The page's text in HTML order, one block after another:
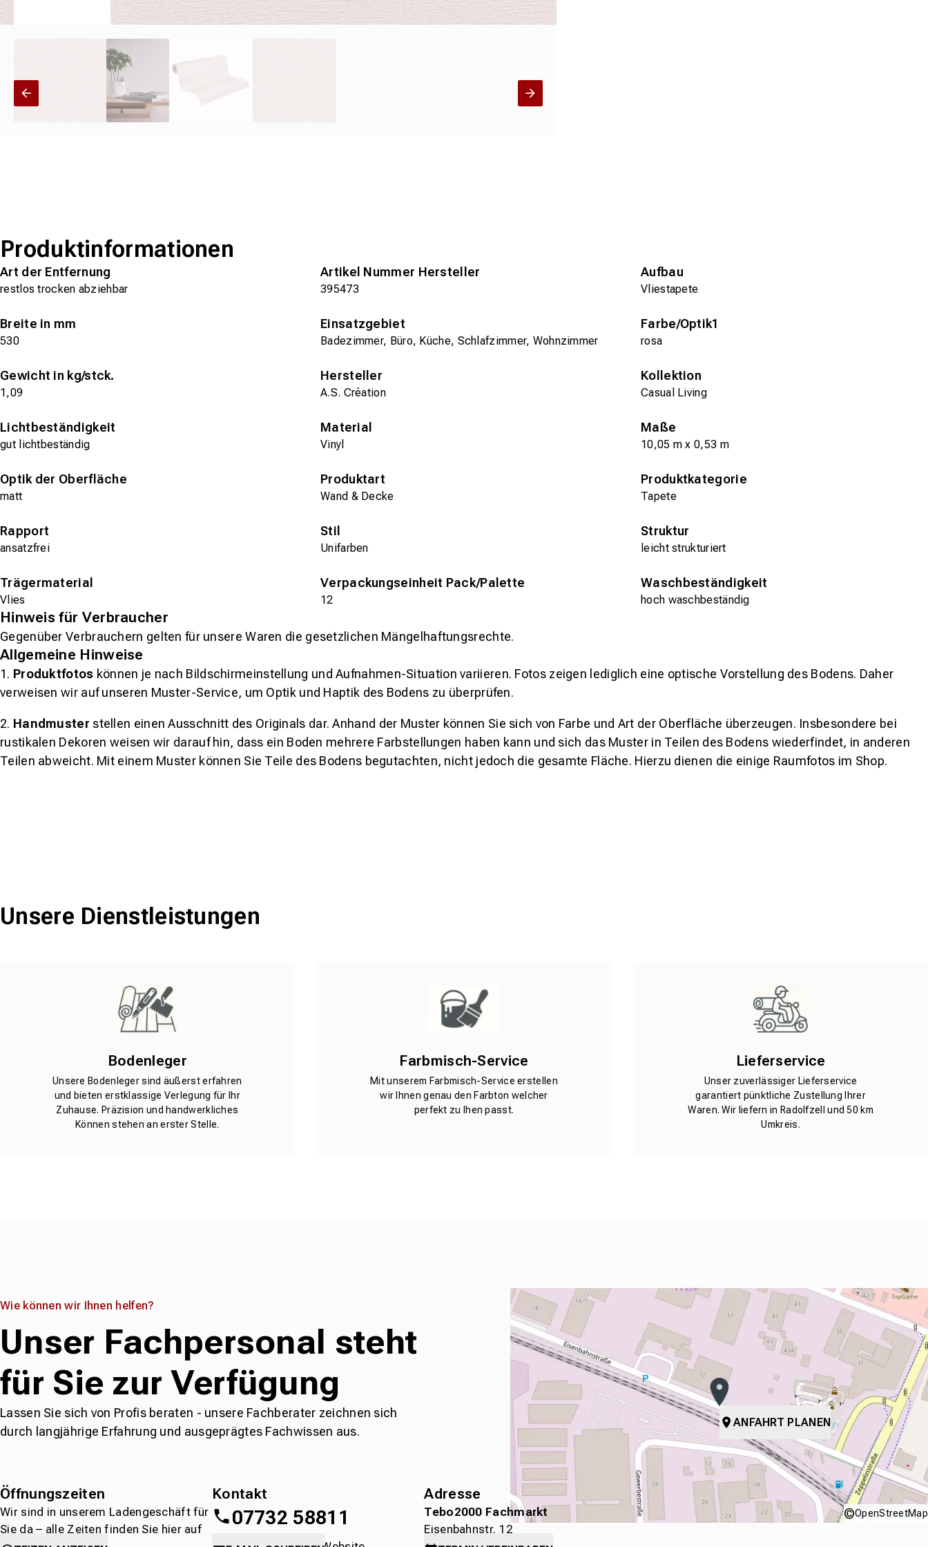
Produktinformationen
Art der Entfernung
restlos trocken abziehbar
Artikel Nummer Hersteller
395473
Aufbau
Vliestapete
Breite in mm
530
Einsatzgebiet
Badezimmer, Büro, Küche, Schlafzimmer, Wohnzimmer
Farbe/Optik1
rosa
Gewicht in kg/stck.
1,09
Hersteller
A.S. Création
Kollektion
Casual Living
Lichtbeständigkeit
gut lichtbeständig
Material
Vinyl
Maße
10,05 m x 0,53 m
Optik der Oberfläche
matt
Produktart
Wand & Decke
Produktkategorie
Tapete
Rapport
ansatzfrei
Stil
Unifarben
Struktur
leicht strukturiert
Trägermaterial
Vlies
Verpackungseinheit Pack/Palette
12
Waschbeständigkeit
hoch waschbeständig
Hinweis für Verbraucher
Gegenüber Verbrauchern gelten für unsere Waren die gesetzlichen Mängelhaftungsrechte.
Allgemeine Hinweise
1. Produktfotos können je nach Bildschirmeinstellung und Aufnahmen-Situation variieren. Fotos zeigen lediglich eine optische Vorstellung des Bodens. Daher
verweisen wir auf unseren Muster-Service, um Optik und Haptik des Bodens zu überprüfen.
2. Handmuster stellen einen Ausschnitt des Originals dar. Anhand der Muster können Sie sich von Farbe und Art der Oberfläche überzeugen. Insbesondere bei
rustikalen Dekoren weisen wir darauf hin, dass ein Boden mehrere Farbstellungen haben kann und sich das Muster in Teilen des Bodens wiederfindet, in anderen
Teilen abweicht. Mit einem Muster können Sie Teile des Bodens begutachten, nicht jedoch die gesamte Fläche. Hierzu dienen die einige Raumfotos im Shop.
Unsere Dienstleistungen
Bodenleger
Unsere Bodenleger sind äußerst erfahren
und bieten erstklassige Verlegung für Ihr
Zuhause. Präzision und handwerkliches
Können stehen an erster Stelle.
Farbmisch-Service
Mit unserem Farbmisch-Service erstellen
wir Ihnen genau den Farbton welcher
perfekt zu Ihen passt.
Lieferservice
Unser zuverlässiger Lieferservice
garantiert pünktliche Zustellung Ihrer
Waren. Wir liefern in Radolfzell und 50 km
Umkreis.
Wie können wir Ihnen helfen?
Unser Fachpersonal steht
für Sie zur Verfügung
Lassen Sie sich von Profis beraten - unsere Fachberater zeichnen sich
durch langjährige Erfahrung und ausgeprägtes Fachwissen aus.
Öffnungszeiten
Wir sind in unserem Ladengeschäft für
Sie da – alle Zeiten finden Sie hier auf
Kontakt
07732 58811
Adresse
Tebo2000 Fachmarkt
Eisenbahnstr. 12
ANFAHRT PLANEN
©OpenStreetMap